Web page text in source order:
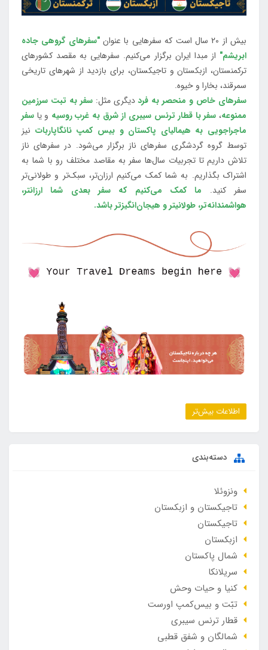
بیش از 20 سال است که سفرهایی با عنوان
"سفرهای گروهی جاده
ابریشم" از مبدا ایران برگزار می‌کنیم. سفرهایی به مقصد کشورهای
ترکمنستان، ازبکستان و تاجیکستان، برای بازدید از شهرهای تاریخی
سمرقند، بخارا و خیوه.
سفرهای خاص و منحصر به فرددیگری مثل:سفر به تبت سرزمین
ممنوعه، سفر با قطار ترنس سیبری از شرق به غرب روسیه و یا سفر
ماجراجویی به هیمالیای پاکستان و بیس کمپ نانگاپاربات نیز
توسط گروه گردشگری سفرهای ناز برگزار می‌شود. در سفرهای ناز
تلاش داریم تا تجربیات سال‌ها سفر به مقاصد مختلف رو با شما به
اشتراک بگذاریم. به شما کمک می‌کنیم ارزان‌تر، سبک‌تر و طولانی‌تر
سفر کنید. ما کمک می‌کنیم که سفر بعدی شما ارزانتر،
هواشمندانه‌تر، طولانی‎تر و هیجان‌انگیزتر باشد.
اطلاعات بیش‌تر
دسته‌بندی
ونزوئلا
تاجیکستان و ازبکستان
تاجیکستان
ازبکستان
شمال پاکستان
سریلانکا
کنیا و حیات وحش
تبّت و بیس‌کمپ اورست
قطار ترنس سیبری
شمالگان و شفق قطبی